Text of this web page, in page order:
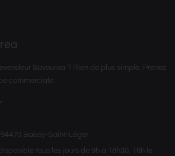
Savourea ? Rien de plus simple. Prenez
commerciale :
Boissy-Saint-Léger
tous les jours de 9h à 18h30, 16h le